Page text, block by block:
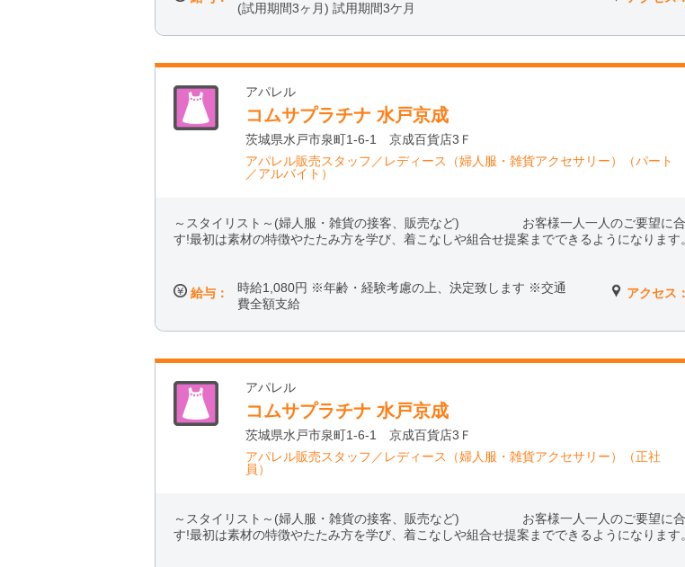
(試用期間3ヶ月) 試用期間3ケ月
アパレル
コムサプラチナ 水戸京成
茨城県水戸市泉町1-6-1 京成百貨店3Ｆ
アパレル販売スタッフ／レディース（婦人服・雑貨アクセサリー）（パート
／アルバイト）
～スタイリスト～(婦人服・雑貨の接客、販売など) お客様一人一人のご要望に合っ
す!最初は素材の特徴やたたみ方を学び、着こなしや組合せ提案までできるようになりま
給与：
時給1,080円 ※年齢・経験考慮の上、決定致します ※交通
費全額支給
アクセス：
アパレル
コムサプラチナ 水戸京成
茨城県水戸市泉町1-6-1 京成百貨店3Ｆ
アパレル販売スタッフ／レディース（婦人服・雑貨アクセサリー）（正社
員）
～スタイリスト～(婦人服・雑貨の接客、販売など) お客様一人一人のご要望に合っ
す!最初は素材の特徴やたたみ方を学び、着こなしや組合せ提案までできるようになりま